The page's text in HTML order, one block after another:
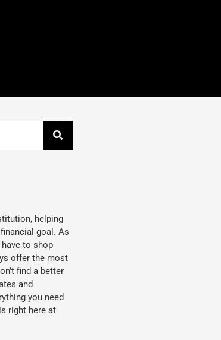
helping
goal. As
have to shop
offer the most
find a better
and
you need
right here at